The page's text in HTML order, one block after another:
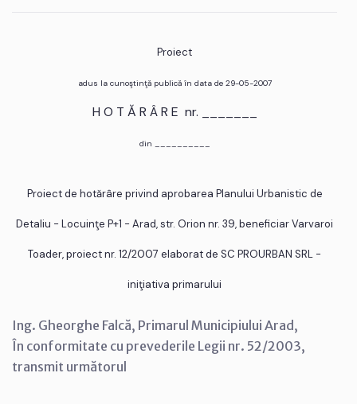
Proiect
adus la cunoştinţă publică în data de 29-05-2007
H O T Ă R Â R E nr. _______
din __________
Proiect de hotărâre privind aprobarea Planului Urbanistic de
Detaliu - Locuinţe P+1 - Arad, str. Orion nr. 39, beneficiar Varvaroi
Toader, proiect nr. 12/2007 elaborat de SC PROURBAN SRL -
iniţiativa primarului
Ing. Gheorghe Falcă, Primarul Municipiului Arad,
În conformitate cu prevederile Legii nr. 52/2003,
transmit următorul